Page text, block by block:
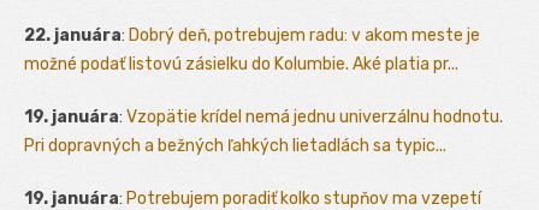
22. januára: Dobrý deň, potrebujem radu: v akom meste je
možné podať listovú zásielku do Kolumbie. Aké platia pr...
19. januára: Vzopätie krídel nemá jednu univerzálnu hodnotu.
Pri dopravných a bežných ľahkých lietadlách sa typic...
19. januára: Potrebujem poradiť kolko stupňov ma vzepetí